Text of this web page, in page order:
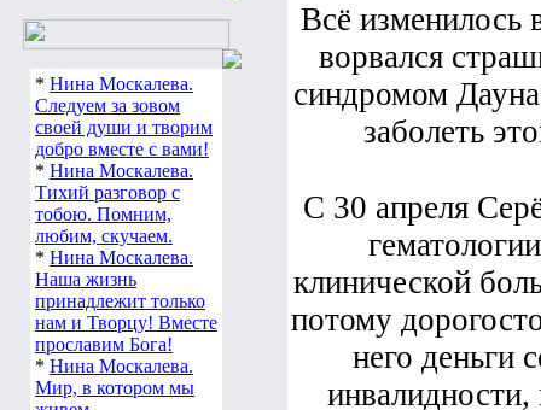
* Нина Москалева.
Следуем за зовом
своей души и творим
добро вместе с вами!
* Нина Москалева.
Тихий разговор с
тобою. Помним,
любим, скучаем.
* Нина Москалева.
Наша жизнь
принадлежит только
нам и Творцу! Вместе
прославим Бога!
* Нина Москалева.
Мир, в котором мы
Всё изменилось
ворвался
синдромом
заболеть
С 30 апреля
клинической
потому
него деньги